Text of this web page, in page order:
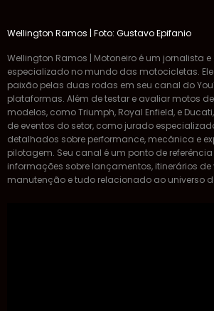
Wellington Ramos | Foto: Gustavo Epifanio
Wellington Ramos | Motoneiro é um jornalista
especializado no mundo das motocicletas.
paixão pelas duas rodas em seu canal do
plataformas. Além de testar e avaliar motos
modelos, como Triumph, Royal Enfield, e
de eventos do setor, como jurado
detalhados sobre performance, mecânica e
pilotagem. Seu canal é um ponto de
informações sobre lançamentos, itinerários
manutenção e tudo relacionado ao universo